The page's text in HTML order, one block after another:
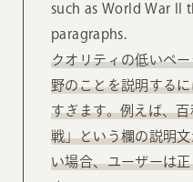
such as World War II
paragraphs.
クオリティの低いペ
野のことを説明する
すぎます。例えば、
戦」という欄の説明
い場合、ユーザーは